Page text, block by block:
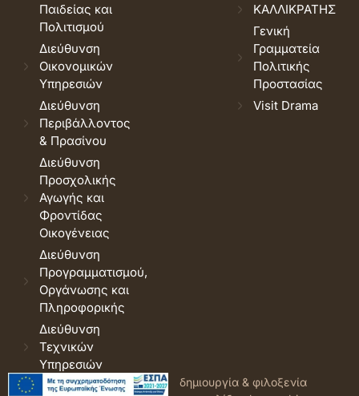
Παιδείας και
Πολιτισμού
Διεύθυνση
Οικονομικών
Υπηρεσιών
Διεύθυνση
Περιβάλλοντος
& Πρασίνου
Διεύθυνση
Προσχολικής
Αγωγής και
Φροντίδας
Οικογένειας
Διεύθυνση
Προγραμματισμού,
Οργάνωσης και
Πληροφορικής
Διεύθυνση
Τεχνικών
Υπηρεσιών
ΚΑΛΛΙΚΡΑΤΗΣ
Γενική
Γραμματεία
Πολιτικής
Προστασίας
Visit Drama
© 2026 Δήμος Δράμας. Όροι
δημιουργία & φιλοξενία